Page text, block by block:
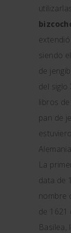
siendo
de
del siglo
libros
pan de
La
data de
nombre
de 1621
Basilea,